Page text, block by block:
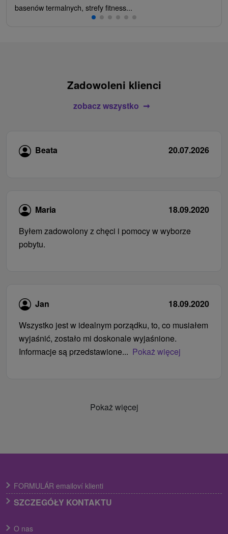
basenów termalnych, strefy fitness...
Zadowoleni klienci
zobacz wszystko
Beata 20.07.2026
Maria
18.09.2020
Byłem zadowolony z chęci i pomocy w wyborze
pobytu.
Jan
18.09.2020
Wszystko jest w idealnym porządku, to, co musiałem
wyjaśnić, zostało mi doskonale wyjaśnione.
Informacje są przedstawione... Pokaż więcej
Pokaż więcej
FORMULÁR emailoví klienti
SZCZEGÓŁY KONTAKTU
O nas